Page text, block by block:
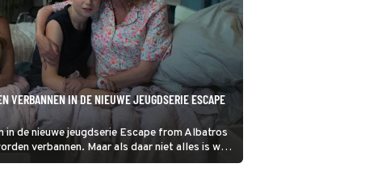
VERBANNEN IN DE NIEUWE JEUGDSERIE ESCAPE
in de nieuwe jeugdserie Escape from Albatros
verbannen. Maar als daar niet alles is wat